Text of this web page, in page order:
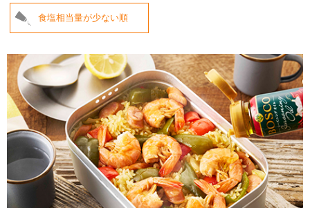
食塩相当量が少ない順